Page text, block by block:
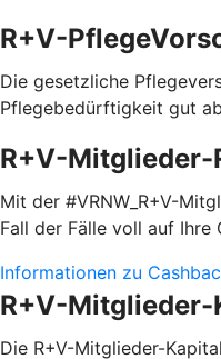
R+V-
Die gesetzliche
Pflegebedürftigkeit gut
R+V-
Mit der #VRNW_R+V-
Fall der Fälle voll auf Ihre
Informationen zu
R+V-
Die R+V-Mitglieder-